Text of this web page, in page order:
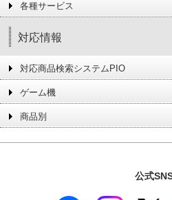
各種サービス
対応情報
対応商品検索システムPIO
ゲーム機
商品別
公式